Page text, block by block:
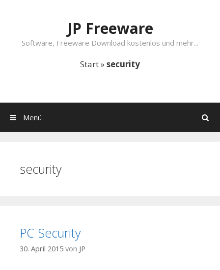
JP Freeware
Software, Freeware Download kostenlos und mehr...
Start»security
Suchen
Menü
security
PC Security
30. April 2015 von JP